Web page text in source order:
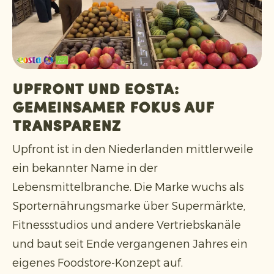
Upfront und Eosta:
gemeinsamer Fokus auf
Transparenz
Upfront ist in den Niederlanden mittlerweile
ein bekannter Name in der
Lebensmittelbranche. Die Marke wuchs als
Sporternährungsmarke über Supermärkte,
Fitnessstudios und andere Vertriebskanäle
und baut seit Ende vergangenen Jahres ein
eigenes Foodstore-Konzept auf.